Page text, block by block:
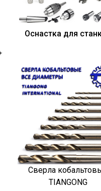
Оснастка для
Сверла
TIANGONG